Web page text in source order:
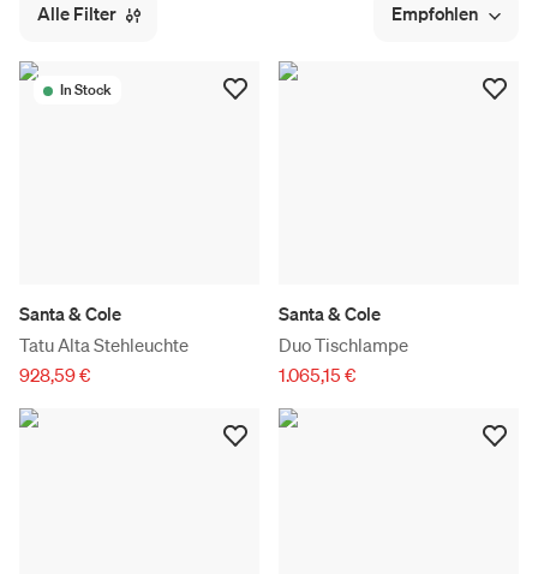
Alle Filter Empfohlen
In Stock
Santa & Cole
Tatu Alta Stehleuchte
928,59 €
Santa & Cole
Duo Tischlampe
1.065,15 €